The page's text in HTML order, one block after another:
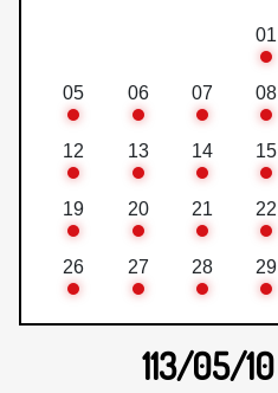
01
05 06 07 08
12 13 14 15
19 20 21 22
26 27 28 29
113/05/10